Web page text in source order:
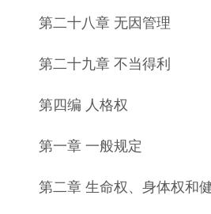
第二十八章 无因管理
第二十九章 不当得利
第四编 人格权
第一章 一般规定
第二章 生命权、身体权和